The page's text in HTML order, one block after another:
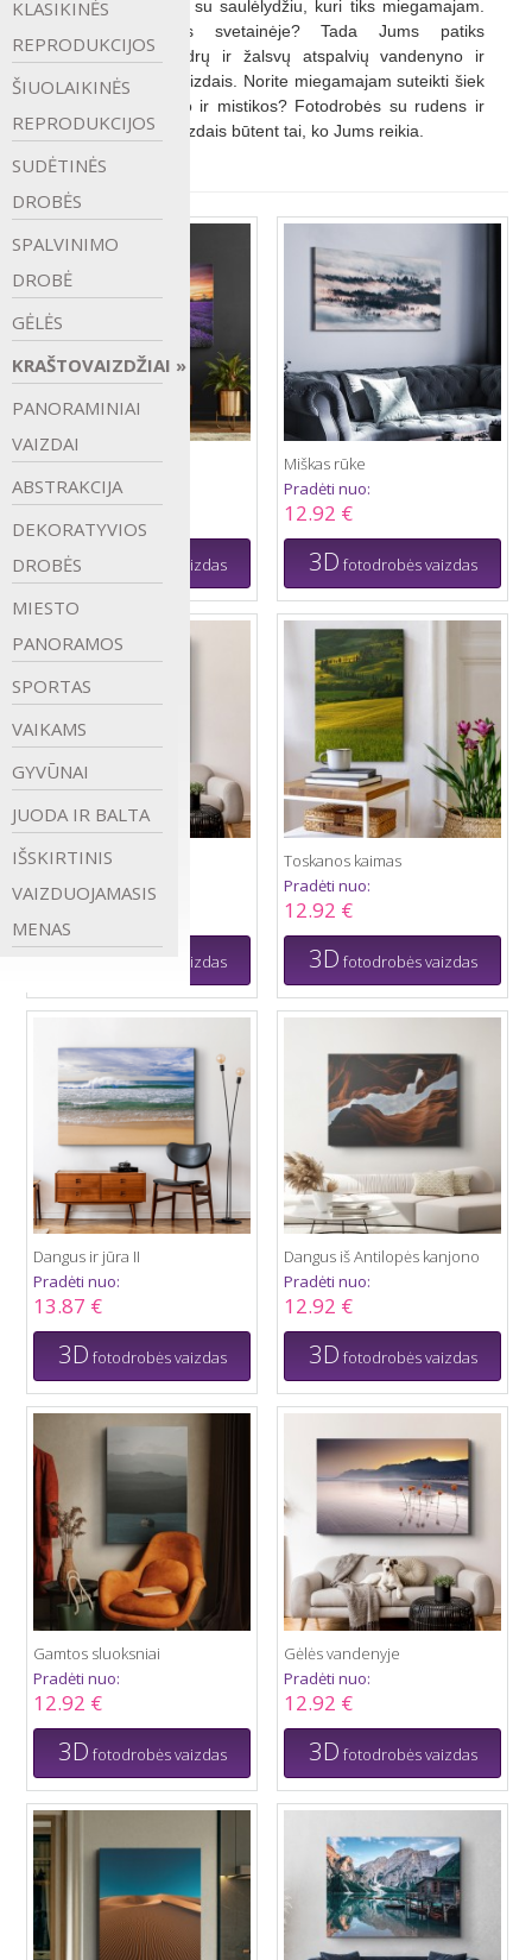
KLASIKINĖS
REPRODUKCIJOS
ŠIUOLAIKINĖS
REPRODUKCIJOS
SUDĖTINĖS
DROBĖS
SPALVINIMO
DROBĖ
GĖLĖS
KRAŠTOVAIZDŽIAI
PANORAMINIAI
VAIZDAI
ABSTRAKCIJA
DEKORATYVIOS
DROBĖS
MIESTO
PANORAMOS
SPORTAS
VAIKAMS
GYVŪNAI
JUODA IR BALTA
IŠSKIRTINIS
VAIZDUOJAMASIS
MENAS
Rinkitės fotodrobę su saulėlydžiu, kuri tiks miegamajam.
Norite egzotiškos svetainėje? Tada Jums patiks
fotodrobės su žydrų ir žalsvų atspalvių vandenyno ir
šviesaus smėlio vaizdais. Norite miegamajam suteikti šiek
tiek paslaptingumo ir mistikos? Fotodrobės su rudens ir
žiemos gamtos vaizdais būtent tai, ko Jums reikia.
Levandų laukas 5
Pradėti nuo:
13.87 €
3D fotodrobės vaizdas
Miškas rūke
Pradėti nuo:
12.92 €
3D fotodrobės vaizdas
Positano - Italy
Pradėti nuo:
12.92 €
3D fotodrobės vaizdas
Toskanos kaimas
Pradėti nuo:
12.92 €
3D fotodrobės vaizdas
Dangus ir jūra II
Pradėti nuo:
13.87 €
3D fotodrobės vaizdas
Dangus iš Antilopės kanjono
Pradėti nuo:
12.92 €
3D fotodrobės vaizdas
Gamtos sluoksniai
Pradėti nuo:
12.92 €
3D fotodrobės vaizdas
Gėlės vandenyje
Pradėti nuo:
12.92 €
3D fotodrobės vaizdas